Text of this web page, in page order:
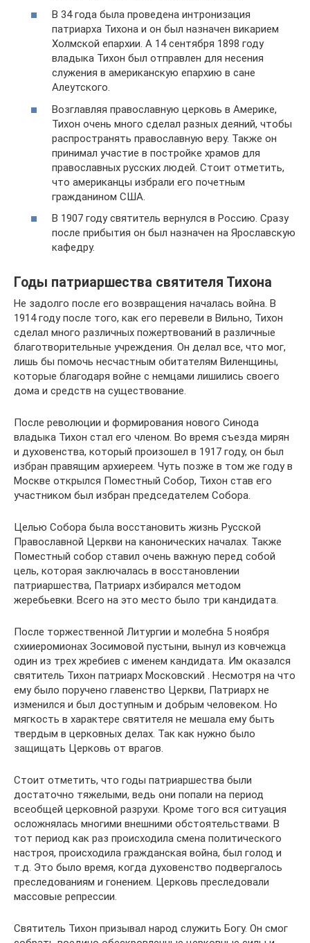
В 34 года была проведена интронизация
патриарха Тихона и он был назначен викарием
Холмской епархии. А 14 сентября 1898 году
владыка Тихон был отправлен для несения
служения в американскую епархию в сане
Алеутского.
Возглавляя православную церковь в Америке,
Тихон очень много сделал разных деяний, чтобы
распространять православную веру. Также он
принимал участие в постройке храмов для
православных русских людей. Стоит отметить,
что американцы избрали его почетным
гражданином США.
В 1907 году святитель вернулся в Россию. Сразу
после прибытия он был назначен на Ярославскую
кафедру.
Годы патриаршества святителя Тихона
Не задолго после его возвращения началась война. В
1914 году после того, как его перевели в Вильно, Тихон
сделал много различных пожертвований в различные
благотворительные учреждения. Он делал все, что мог,
лишь бы помочь несчастным обитателям Виленщины,
которые благодаря войне с немцами лишились своего
дома и средств на существование.
После революции и формирования нового Синода
владыка Тихон стал его членом. Во время съезда мирян
и духовенства, который произошел в 1917 году, он был
избран правящим архиереем. Чуть позже в том же году в
Москве открылся Поместный Собор, Тихон став его
участником был избран председателем Собора.
Целью Собора была восстановить жизнь Русской
Православной Церкви на канонических началах. Также
Поместный собор ставил очень важную перед собой
цель, которая заключалась в восстановлении
патриаршества, Патриарх избирался методом
жеребьевки. Всего на это место было три кандидата.
После торжественной Литургии и молебна 5 ноября
схииеромионах Зосимовой пустыни, вынул из ковчежца
один из трех жребиев с именем кандидата. Им оказался
святитель Тихон патриарх Московский . Несмотря на что
ему было поручено главенство Церкви, Патриарх не
изменился и был доступным и добрым человеком. Но
мягкость в характере святителя не мешала ему быть
твердым в церковных делах. Так как нужно было
защищать Церковь от врагов.
Стоит отметить, что годы патриаршества были
достаточно тяжелыми, ведь они попали на период
всеобщей церковной разрухи. Кроме того вся ситуация
осложнялась многими внешними обстоятельствами. В
тот период как раз происходила смена политического
настроя, происходила гражданская война, был голод и
т.д. Это было время, когда духовенство подвергалось
преследованиям и гонением. Церковь преследовали
массовые репрессии.
Святитель Тихон призывал народ служить Богу. Он смог